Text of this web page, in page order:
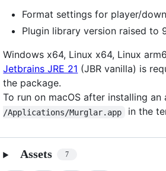
Format settings for player/
Plugin library version raised to
Windows x64, Linux x64, Linux
Jetbrains JRE 21 (JBR vanilla) is
the package.
To run on macOS after installing
/Applications/Murglar.app
in the
Assets 7